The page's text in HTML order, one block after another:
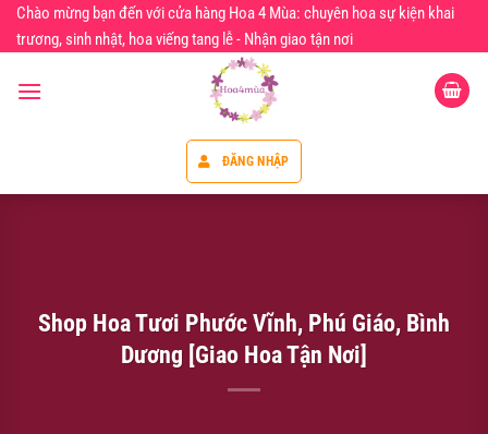
Chuyển
đến
dung
Chào mừng bạn đến với cửa hàng Hoa 4 Mùa: chuyên hoa sự kiện khai
trương, sinh nhật, hoa viếng tang lễ - Nhận giao tận nơi
ĐĂNG NHẬP
Shop Hoa Tươi Phước Vĩnh, Phú Giáo, Bình
Dương [Giao Hoa Tận Nơi]